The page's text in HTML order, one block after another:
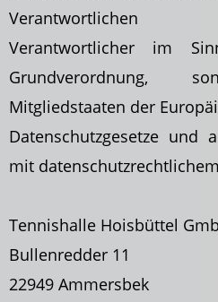
Verantwortlichen
Verantwortlicher im
Mitgliedstaaten der
Datenschutzgesetze und
mit
Tennishalle Hoisbüttel
Bullenredder 11
22949 Ammersbek